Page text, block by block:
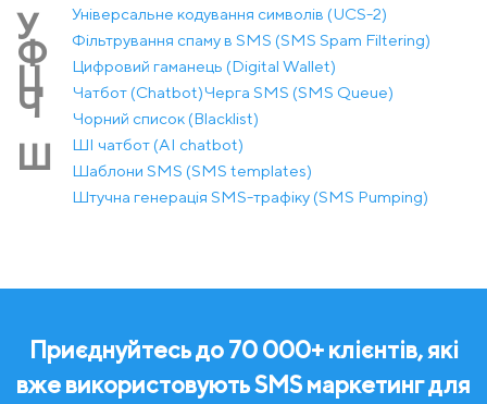
У Універсальне кодування символів (UCS-2)
Ф Фільтрування спаму в SMS (SMS Spam Filtering)
Ц Цифровий гаманець (Digital Wallet)
Ч Чатбот (Chatbot)Черга SMS (SMS Queue)
Чорний список (Blacklist)
Ш
ШІ чатбот (AI chatbot)
Шаблони SMS (SMS templates)
Штучна генерація SMS-трафіку (SMS Pumping)
Приєднуйтесь до 70 000+ клієнтів, які
вже використовують SMS маркетинг для